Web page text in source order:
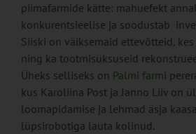
piimafarmide kätte: mahuefekt
konkurentsieelise ja soodustab
Siiski on väiksemaid ettevõtteid,
ning ka tootmisüksuseid
Üheks selliseks on Palmi farmi
kus Karoliina Post ja Janno Liiv on
loomapidamise ja lehmad äsja
lüpsirobotiga lauta kolinud.